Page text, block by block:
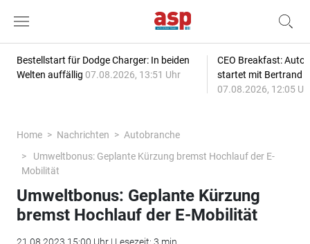
Bestellstart für Dodge Charger: In beiden
Welten auffällig 07.08.2026, 13:51 Uhr
CEO Breakfast:
startet mit Bertrand
07.08.2026, 12:05
Home Nachrichten
Autobranche
Umweltbonus: Geplante Kürzung bremst Hochlauf der E-
Mobilität
Umweltbonus: Geplante Kürzung
bremst Hochlauf der E-Mobilität